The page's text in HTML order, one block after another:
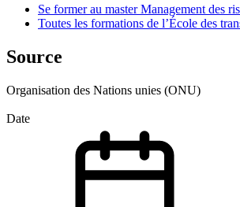
Se former au master Management des
Toutes les formations de l’École des
Source
Organisation des Nations unies (ONU)
Date